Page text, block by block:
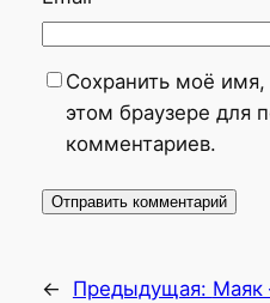
Сохранить моё имя,
этом браузере для
комментариев.
← Предыдущая: